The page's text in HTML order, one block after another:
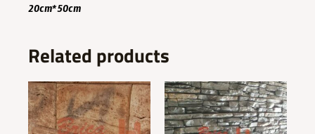
20cm*50cm
Related products